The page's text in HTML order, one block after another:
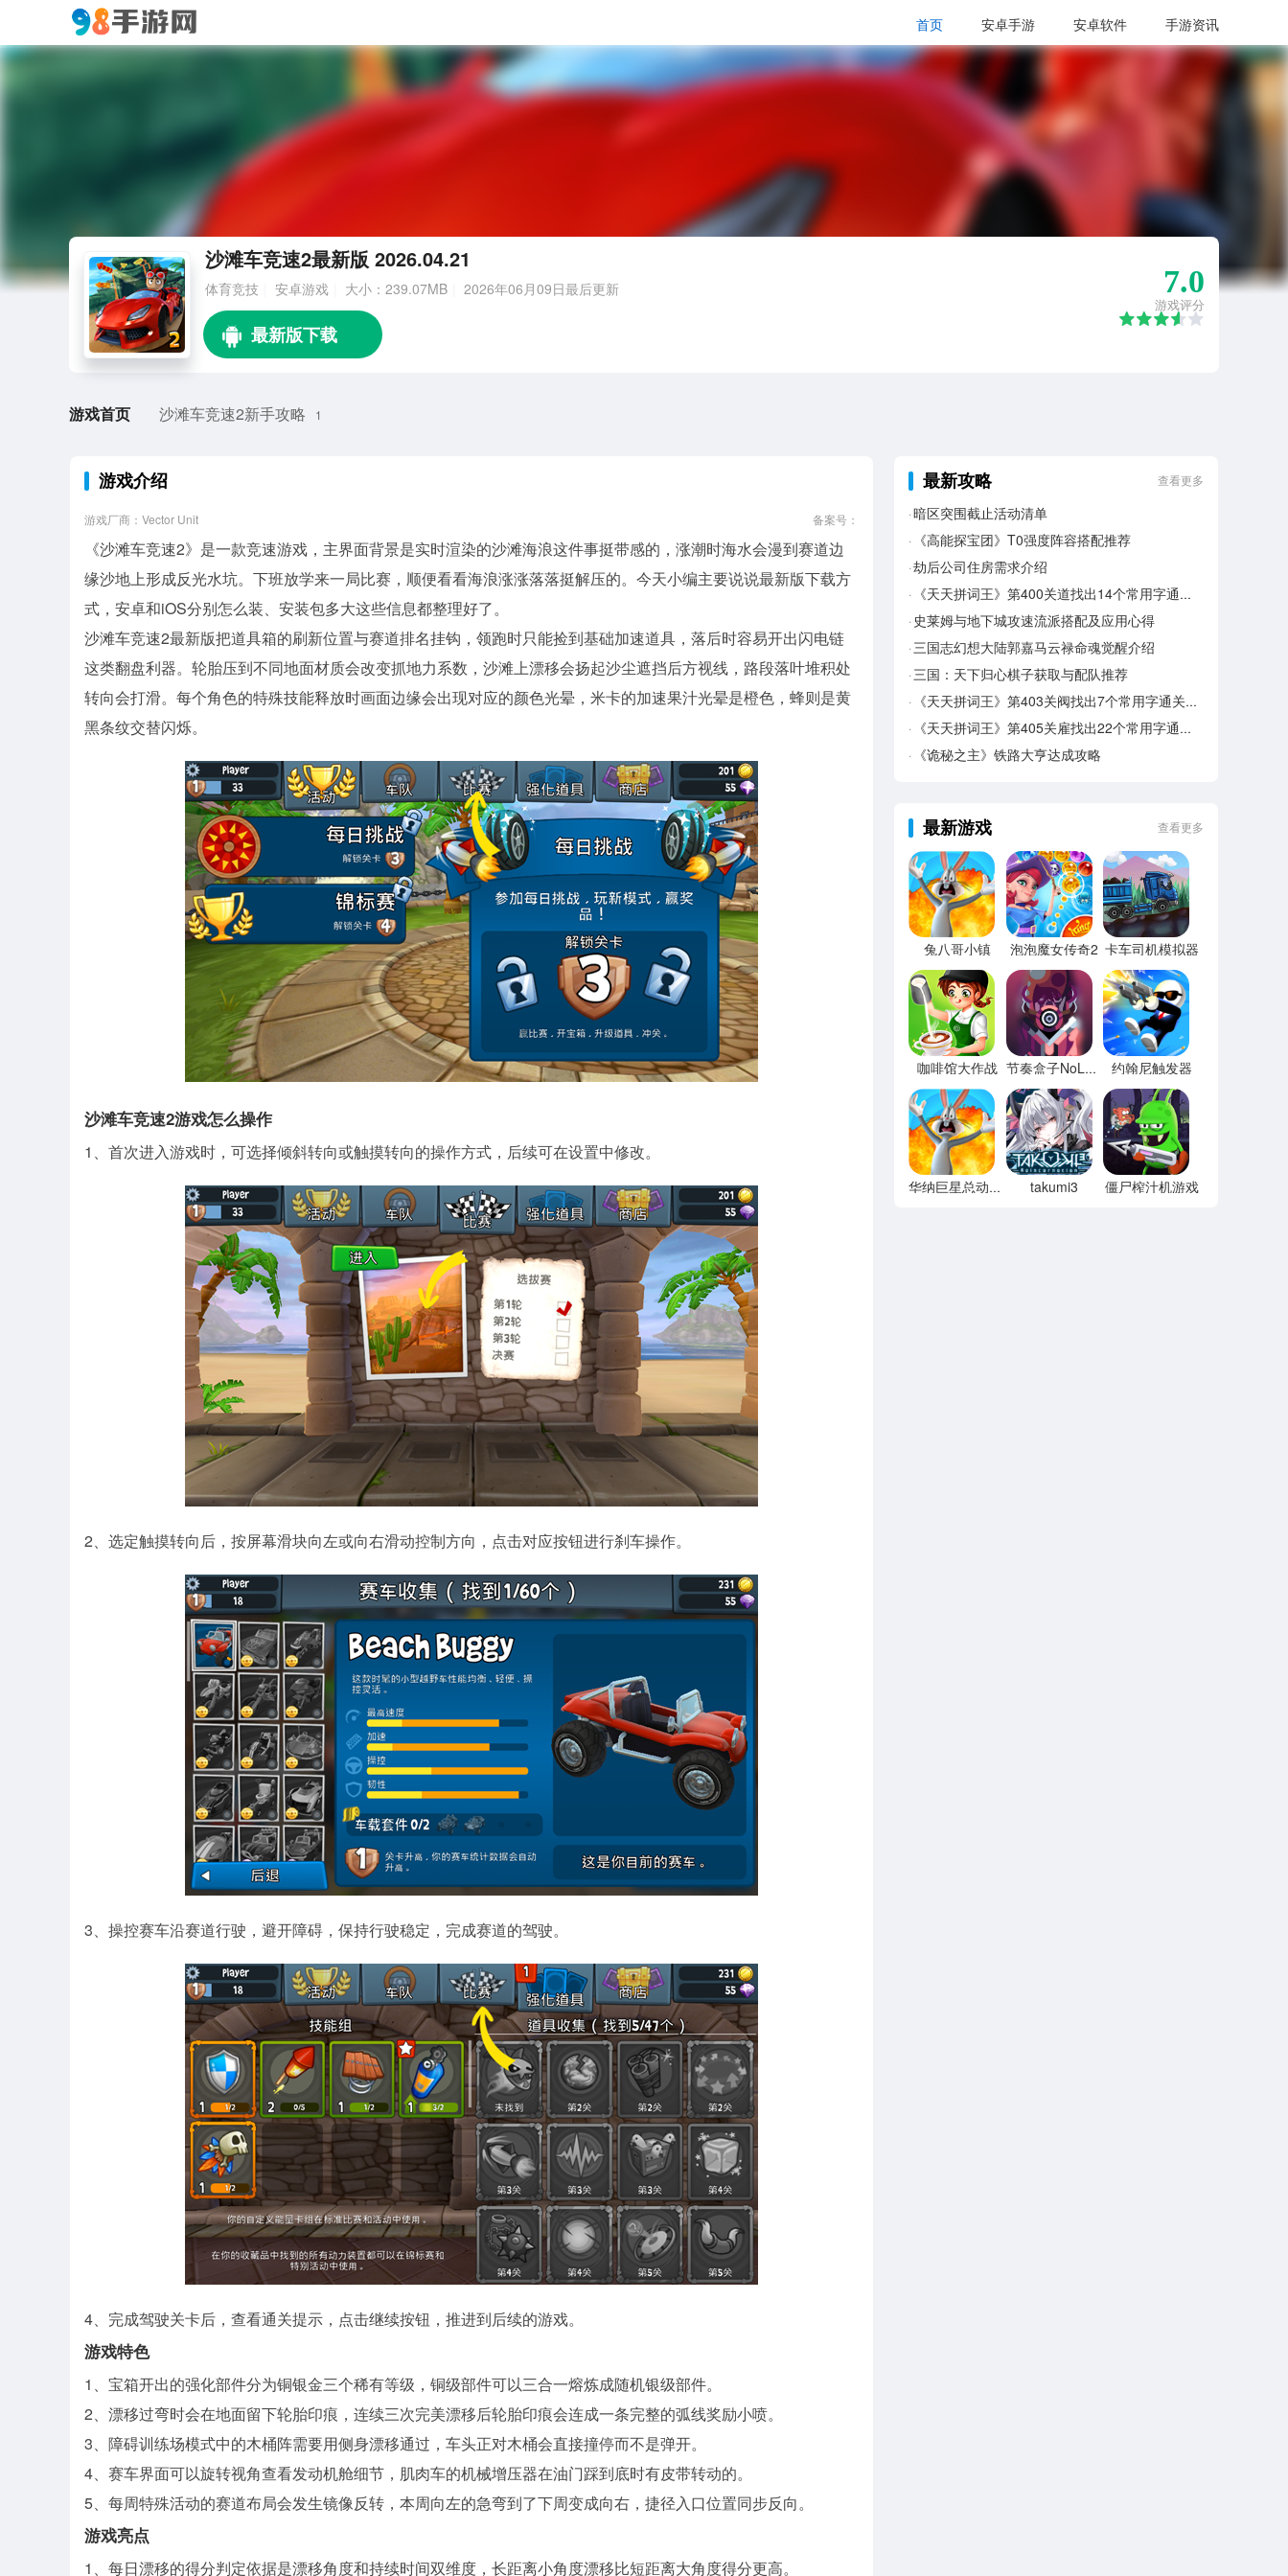
首页 安卓手游 安卓软件 手游资讯
沙滩车竞速2最新版 2026.04.21
体育竞技 安卓游戏 大小：239.07MB 2026年06月09日最后更新 7.0
游戏评分
游戏首页 沙滩车竞速2新手攻略 1
游戏介绍
游戏厂商：Vector Unit 备案号：
《沙滩车竞速2》是一款竞速游戏，主界面背景是实时渲染的沙滩海浪这件事挺带感的，涨潮时海水会漫到赛道边
缘沙地上形成反光水坑。下班放学来一局比赛，顺便看看海浪涨涨落落挺解压的。今天小编主要说说最新版下载方
式，安卓和iOS分别怎么装、安装包多大这些信息都整理好了。
沙滩车竞速2最新版把道具箱的刷新位置与赛道排名挂钩，领跑时只能捡到基础加速道具，落后时容易开出闪电链
这类翻盘利器。轮胎压到不同地面材质会改变抓地力系数，沙滩上漂移会扬起沙尘遮挡后方视线，路段落叶堆积处
转向会打滑。每个角色的特殊技能释放时画面边缘会出现对应的颜色光晕，米卡的加速果汁光晕是橙色，蜂则是黄
黑条纹交替闪烁。
沙滩车竞速2游戏怎么操作
1、首次进入游戏时，可选择倾斜转向或触摸转向的操作方式，后续可在设置中修改。
2、选定触摸转向后，按屏幕滑块向左或向右滑动控制方向，点击对应按钮进行刹车操作。
3、操控赛车沿赛道行驶，避开障碍，保持行驶稳定，完成赛道的驾驶。
4、完成驾驶关卡后，查看通关提示，点击继续按钮，推进到后续的游戏。
游戏特色
1、宝箱开出的强化部件分为铜银金三个稀有等级，铜级部件可以三合一熔炼成随机银级部件。
2、漂移过弯时会在地面留下轮胎印痕，连续三次完美漂移后轮胎印痕会连成一条完整的弧线奖励小喷。
3、障碍训练场模式中的木桶阵需要用侧身漂移通过，车头正对木桶会直接撞停而不是弹开。
4、赛车界面可以旋转视角查看发动机舱细节，肌肉车的机械增压器在油门踩到底时有皮带转动的。
5、每周特殊活动的赛道布局会发生镜像反转，本周向左的急弯到了下周变成向右，捷径入口位置同步反向。
游戏亮点
1、每日漂移的得分判定依据是漂移角度和持续时间双维度，长距离小角度漂移比短距离大角度得分更高。
最新攻略 查看更多
暗区突围截止活动清单
《高能探宝团》T0强度阵容搭配推荐
劫后公司住房需求介绍
《天天拼词王》第400关道找出14个常用字通关攻略
史莱姆与地下城攻速流派搭配及应用心得
三国志幻想大陆郭嘉马云禄命魂觉醒介绍
三国：天下归心棋子获取与配队推荐
《天天拼词王》第403关阀找出7个常用字通关攻略
《天天拼词王》第405关雇找出22个常用字通关攻略
《诡秘之主》铁路大亨达成攻略
最新游戏 查看更多
兔八哥小镇 泡泡魔女传奇2 卡车司机模拟器
咖啡馆大作战 节奏盒子NoLove 约翰尼触发器
华纳巨星总动员(looney tunes) takumi3 僵尸榨汁机游戏